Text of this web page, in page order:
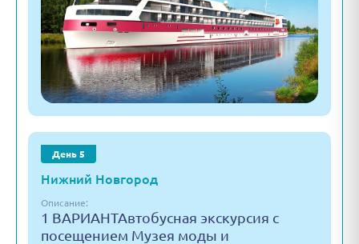
День 5
Нижний Новгород
Описание:
1 ВАРИАНТАвтобусная экскурсия с
посещением Музея моды и